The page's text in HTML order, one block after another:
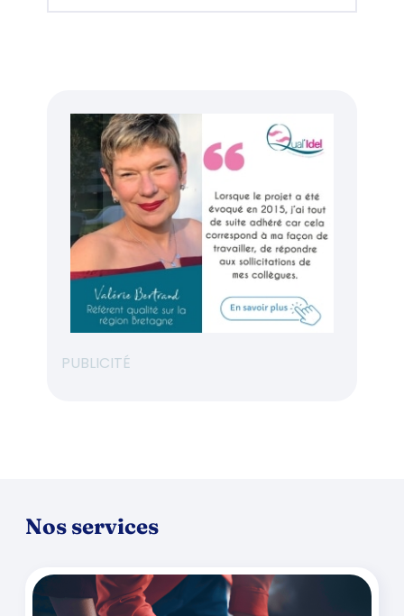
PUBLICITÉ
Nos services